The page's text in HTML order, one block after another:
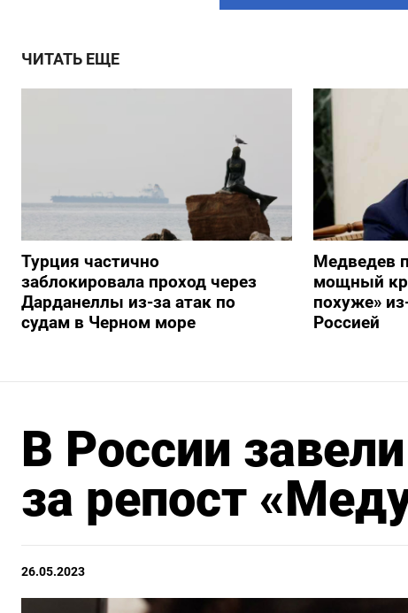
ЧИТАТЬ ЕЩЕ
Турция частично
заблокировала проход через
Дарданеллы из-за атак по
судам в Черном море
Медведев
мощный
похуже»
Россией
В России
за репост
26.05.2023